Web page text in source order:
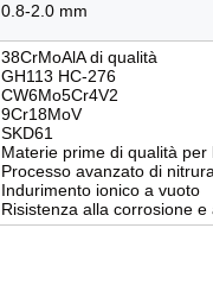
0.8-2.0 mm
38CrMoAlA di qualità
GH113 HC-276
CW6Mo5Cr4V2
9Cr18MoV
SKD61
Materie prime di qualità
Processo avanzato di
Indurimento ionico a vuoto
Risistenza alla corrosione